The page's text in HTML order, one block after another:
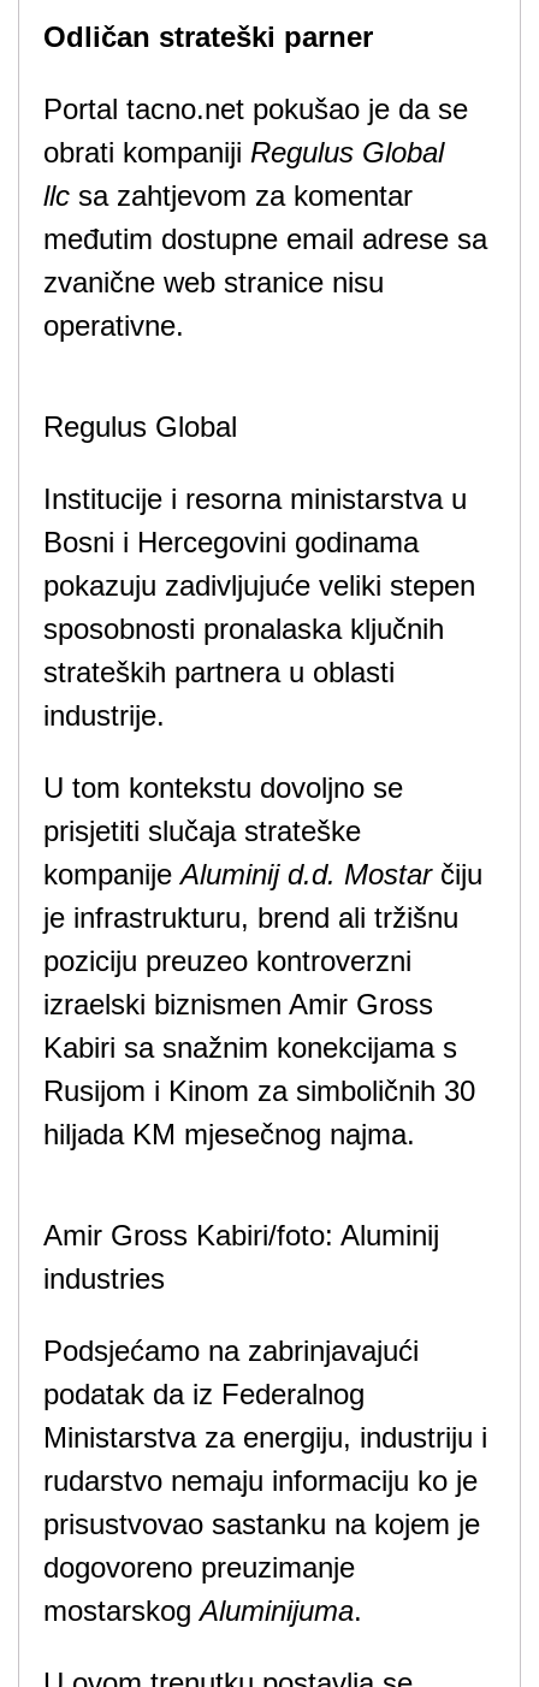
Odličan strateški parner
Portal tacno.net pokušao je da se
obrati kompaniji Regulus Global
llc sa zahtjevom za komentar
međutim dostupne email adrese sa
zvanične web stranice nisu
operativne.
Regulus Global
Institucije i resorna ministarstva u
Bosni i Hercegovini godinama
pokazuju zadivljujuće veliki stepen
sposobnosti pronalaska ključnih
strateških partnera u oblasti
industrije.
U tom kontekstu dovoljno se
prisjetiti slučaja strateške
kompanijeAluminij d.d. Mostarčiju
je infrastrukturu, brend ali tržišnu
poziciju preuzeo kontroverzni
izraelski biznismen Amir Gross
Kabiri sa snažnim konekcijama s
Rusijom i Kinom za simboličnih 30
hiljada KM mjesečnog najma.
Amir Gross Kabiri/foto: Aluminij
industries
Podsjećamo na zabrinjavajući
podatak da iz Federalnog
Ministarstva za energiju, industriju i
rudarstvo nemaju informaciju ko je
prisustvovao sastanku na kojem je
dogovoreno preuzimanje
mostarskogAluminijuma.